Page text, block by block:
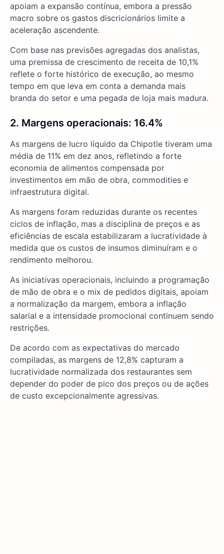
apoiam a expansão contínua, embora a pressão
macro sobre os gastos discricionários limite a
aceleração ascendente.
Com base nas previsões agregadas dos analistas,
uma premissa de crescimento de receita de 10,1%
reflete o forte histórico de execução, ao mesmo
tempo em que leva em conta a demanda mais
branda do setor e uma pegada de loja mais madura.
2. Margens operacionais: 16.4%
As margens de lucro líquido da Chipotle tiveram uma
média de 11% em dez anos, refletindo a forte
economia de alimentos compensada por
investimentos em mão de obra, commodities e
infraestrutura digital.
As margens foram reduzidas durante os recentes
ciclos de inflação, mas a disciplina de preços e as
eficiências de escala estabilizaram a lucratividade à
medida que os custos de insumos diminuíram e o
rendimento melhorou.
As iniciativas operacionais, incluindo a programação
de mão de obra e o mix de pedidos digitais, apoiam
a normalização da margem, embora a inflação
salarial e a intensidade promocional continuem sendo
restrições.
De acordo com as expectativas do mercado
compiladas, as margens de 12,8% capturam a
lucratividade normalizada dos restaurantes sem
depender do poder de pico dos preços ou de ações
de custo excepcionalmente agressivas.